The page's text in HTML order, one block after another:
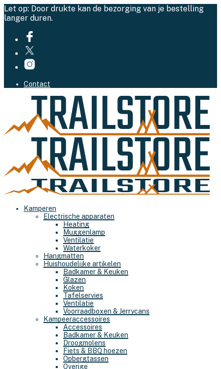
Let op: Door drukte kan de bezorging van je bestelling
langer duren.
Contact
Kamperen
Electrische apparaten
Heating
Muggenlamp
Ventilatie
Waterkoker
Hangmatten
Huishoudelijke artikelen
Badkamer & Keuken
Glazen
Koken
Tafelservies
Ventilatie
Voorraadboxen & Jerrycans
Kampeeraccessoires
Accessoires
Badkamer & Keuken
Droogmolens
Fiets & BBQ hoezen
Opbergtassen
Overige